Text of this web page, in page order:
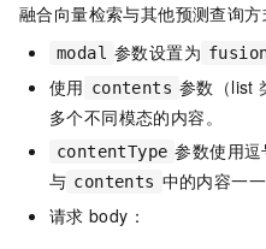
融合向量检索与其他预测查询方
modal 参数设置为
使用 contents 参数（list
多个不同模态的内容。
contentType 参数使用逗
与 contents 中的内容一一
请求 body：